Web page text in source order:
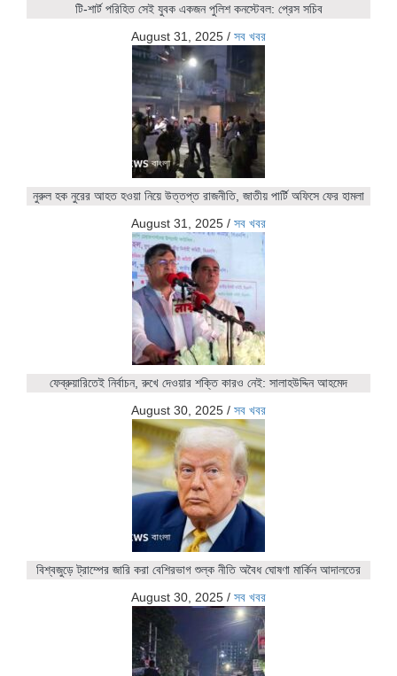
টি-শার্ট পরিহিত সেই যুবক একজন পুলিশ কনস্টেবল: প্রেস সচিব
August 31, 2025 / সব খবর
নুরুল হক নুরের আহত হওয়া নিয়ে উত্তপ্ত রাজনীতি, জাতীয় পার্টি অফিসে ফের হামলা
August 31, 2025 / সব খবর
ফেব্রুয়ারিতেই নির্বাচন, রুখে দেওয়ার শক্তি কারও নেই: সালাহউদ্দিন আহমেদ
August 30, 2025 / সব খবর
বিশ্বজুড়ে ট্রাম্পের জারি করা বেশিরভাগ শুল্ক নীতি অবৈধ ঘোষণা মার্কিন আদালতের
August 30, 2025 / সব খবর